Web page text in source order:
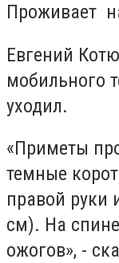
Проживает
Евгений
мобильного
уходил.
«Приметы
темные
правой руки
см). На
ожогов», -